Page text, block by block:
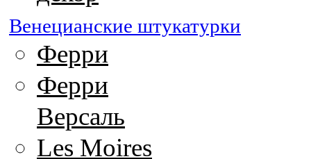
Венецианские штукатурки
Ферри
Ферри
Версаль
Les Moires